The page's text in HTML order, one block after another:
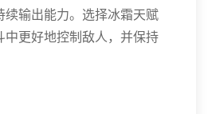
续输出能力。选择冰霜天赋
中更好地控制敌人，并保持